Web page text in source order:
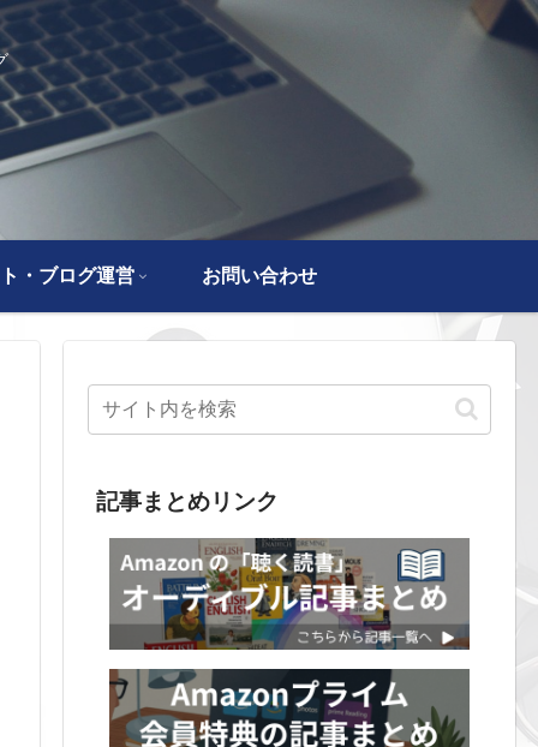
・ブログ運営 お問い合わせ
記事まとめリンク